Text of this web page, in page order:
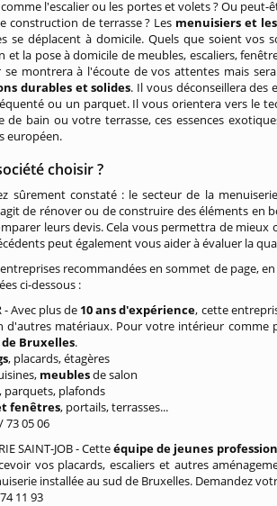
l'escalier ou les portes et volets ? Ou peut-
construction de terrasse ? Les menuisiers et
se déplacent à domicile. Quels que soient vos
et la pose à domicile de meubles, escaliers,
se montrera à l'écoute de vos attentes mais
durables et solides. Il vous déconseillera des
ou un parquet. Il vous orientera vers le
de bain ou votre terrasse, ces essences
européen.
choisir ?
sûrement constaté : le secteur de la
de rénover ou de construire des éléments en
leurs devis. Cela vous permettra de
peut également vous aider à évaluer la
recommandées en sommet de page,
ci-dessous :
- Avec plus de 10 ans d'expérience, cette
d'autres matériaux. Pour votre intérieur comme
Bruxelles.
, placards, étagères
meublesde salon
parquets, plafonds
fenêtres, portails, terrasses...
73 05 06
SAINT-JOB - Cetteéquipe de jeunes
vos placards, escaliers et autres
installée au sud de Bruxelles. Demandez
11 93